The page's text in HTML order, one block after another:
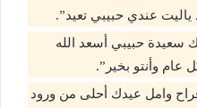
ياليت عندي حبيبي تعيد”.
سعيدة حبيبي أسعد الله
عام وأنتو بخير”.
وامل عيدك أحلى من ورود